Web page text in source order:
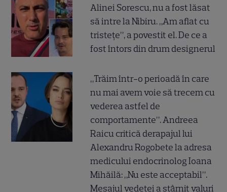
Alinei Sorescu, nu a fost lăsat
să intre la Nibiru. „Am aflat cu
tristețe”, a povestit el. De ce a
fost întors din drum designerul
„Trăim într-o perioadă în care
nu mai avem voie să trecem cu
vederea astfel de
comportamente”. Andreea
Raicu critică derapajul lui
Alexandru Rogobete la adresa
medicului endocrinolog Ioana
Mihăilă: „Nu este acceptabil”.
Mesajul vedetei a stârnit valuri